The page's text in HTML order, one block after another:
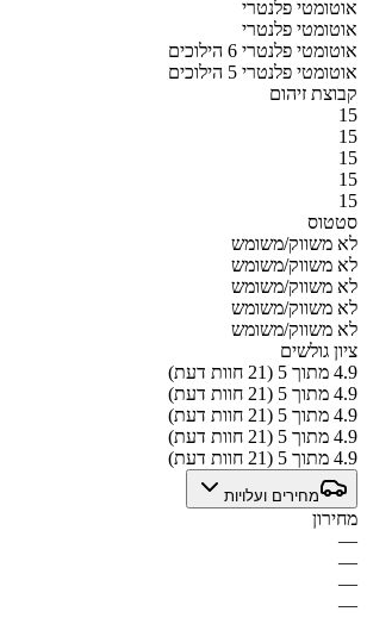
אוטומטי פלנטרי
אוטומטי פלנטרי
אוטומטי פלנטרי 6 הילוכים
אוטומטי פלנטרי 5 הילוכים
קבוצת זיהום
15
15
15
15
15
סטטוס
לא משווק/משומש
לא משווק/משומש
לא משווק/משומש
לא משווק/משומש
לא משווק/משומש
ציון גולשים
4.9 מתוך 5 (21 חוות דעת)
4.9 מתוך 5 (21 חוות דעת)
4.9 מתוך 5 (21 חוות דעת)
4.9 מתוך 5 (21 חוות דעת)
4.9 מתוך 5 (21 חוות דעת)
מחירים ועלויות
מחירון
—
—
—
—